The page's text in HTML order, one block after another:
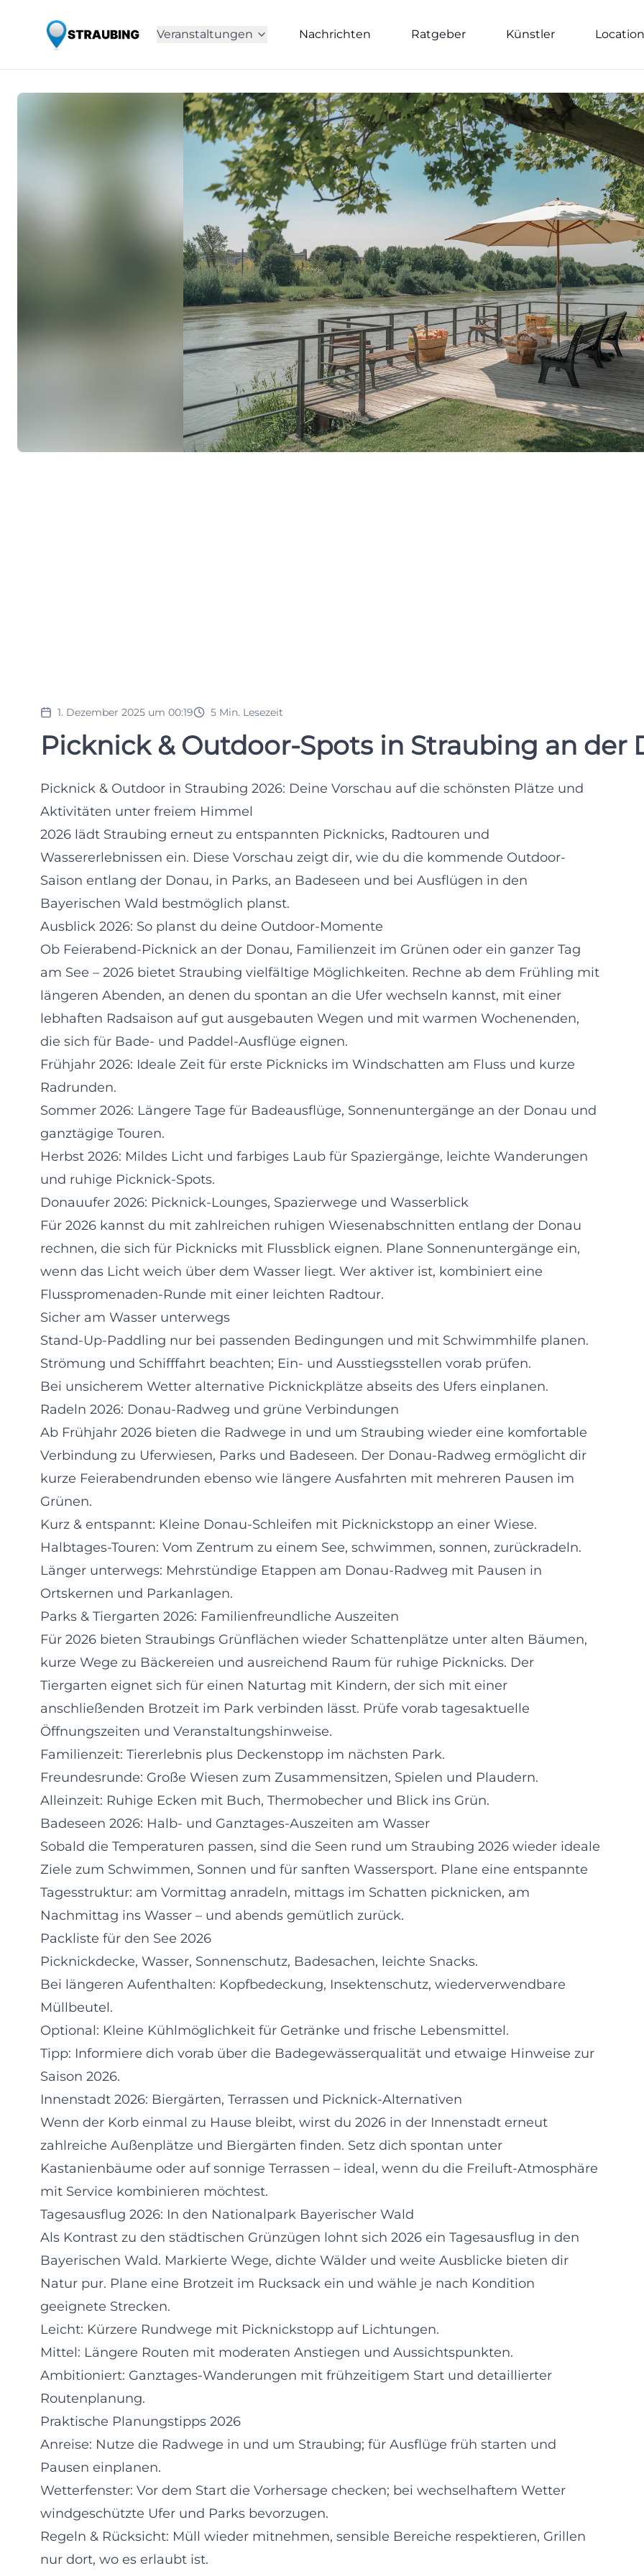
Veranstaltungen Nachrichten Ratgeber Künstler
1. Dezember 2025 um 00:19 5 Min. Lesezeit
Picknick & Outdoor-Spots in Straubing an der
Picknick & Outdoor in Straubing 2026: Deine Vorschau auf die schönsten Plätze und
Aktivitäten unter freiem Himmel
2026 lädt Straubing erneut zu entspannten Picknicks, Radtouren und
Wassererlebnissen ein. Diese Vorschau zeigt dir, wie du die kommende Outdoor-
Saison entlang der Donau, in Parks, an Badeseen und bei Ausflügen in den
Bayerischen Wald bestmöglich planst.
Ausblick 2026: So planst du deine Outdoor-Momente
Ob Feierabend-Picknick an der Donau, Familienzeit im Grünen oder ein ganzer Tag
am See – 2026 bietet Straubing vielfältige Möglichkeiten. Rechne ab dem Frühling mit
längeren Abenden, an denen du spontan an die Ufer wechseln kannst, mit einer
lebhaften Radsaison auf gut ausgebauten Wegen und mit warmen Wochenenden,
die sich für Bade- und Paddel-Ausflüge eignen.
Frühjahr 2026: Ideale Zeit für erste Picknicks im Windschatten am Fluss und kurze
Radrunden.
Sommer 2026: Längere Tage für Badeausflüge, Sonnenuntergänge an der Donau und
ganztägige Touren.
Herbst 2026: Mildes Licht und farbiges Laub für Spaziergänge, leichte Wanderungen
und ruhige Picknick-Spots.
Donauufer 2026: Picknick-Lounges, Spazierwege und Wasserblick
Für 2026 kannst du mit zahlreichen ruhigen Wiesenabschnitten entlang der Donau
rechnen, die sich für Picknicks mit Flussblick eignen. Plane Sonnenuntergänge ein,
wenn das Licht weich über dem Wasser liegt. Wer aktiver ist, kombiniert eine
Flusspromenaden-Runde mit einer leichten Radtour.
Sicher am Wasser unterwegs
Stand-Up-Paddling nur bei passenden Bedingungen und mit Schwimmhilfe planen.
Strömung und Schifffahrt beachten; Ein- und Ausstiegsstellen vorab prüfen.
Bei unsicherem Wetter alternative Picknickplätze abseits des Ufers einplanen.
Radeln 2026: Donau-Radweg und grüne Verbindungen
Ab Frühjahr 2026 bieten die Radwege in und um Straubing wieder eine komfortable
Verbindung zu Uferwiesen, Parks und Badeseen. Der Donau-Radweg ermöglicht dir
kurze Feierabendrunden ebenso wie längere Ausfahrten mit mehreren Pausen im
Grünen.
Kurz & entspannt: Kleine Donau-Schleifen mit Picknickstopp an einer Wiese.
Halbtages-Touren: Vom Zentrum zu einem See, schwimmen, sonnen, zurückradeln.
Länger unterwegs: Mehrstündige Etappen am Donau-Radweg mit Pausen in
Ortskernen und Parkanlagen.
Parks & Tiergarten 2026: Familienfreundliche Auszeiten
Für 2026 bieten Straubings Grünflächen wieder Schattenplätze unter alten Bäumen,
kurze Wege zu Bäckereien und ausreichend Raum für ruhige Picknicks. Der
Tiergarten eignet sich für einen Naturtag mit Kindern, der sich mit einer
anschließenden Brotzeit im Park verbinden lässt. Prüfe vorab tagesaktuelle
Öffnungszeiten und Veranstaltungshinweise.
Familienzeit: Tiererlebnis plus Deckenstopp im nächsten Park.
Freundesrunde: Große Wiesen zum Zusammensitzen, Spielen und Plaudern.
Alleinzeit: Ruhige Ecken mit Buch, Thermobecher und Blick ins Grün.
Badeseen 2026: Halb- und Ganztages-Auszeiten am Wasser
Sobald die Temperaturen passen, sind die Seen rund um Straubing 2026 wieder ideale
Ziele zum Schwimmen, Sonnen und für sanften Wassersport. Plane eine entspannte
Tagesstruktur: am Vormittag anradeln, mittags im Schatten picknicken, am
Nachmittag ins Wasser – und abends gemütlich zurück.
Packliste für den See 2026
Picknickdecke, Wasser, Sonnenschutz, Badesachen, leichte Snacks.
Bei längeren Aufenthalten: Kopfbedeckung, Insektenschutz, wiederverwendbare
Müllbeutel.
Optional: Kleine Kühlmöglichkeit für Getränke und frische Lebensmittel.
Tipp: Informiere dich vorab über die Badegewässerqualität und etwaige Hinweise zur
Saison 2026.
Innenstadt 2026: Biergärten, Terrassen und Picknick-Alternativen
Wenn der Korb einmal zu Hause bleibt, wirst du 2026 in der Innenstadt erneut
zahlreiche Außenplätze und Biergärten finden. Setz dich spontan unter
Kastanienbäume oder auf sonnige Terrassen – ideal, wenn du die Freiluft-Atmosphäre
mit Service kombinieren möchtest.
Tagesausflug 2026: In den Nationalpark Bayerischer Wald
Als Kontrast zu den städtischen Grünzügen lohnt sich 2026 ein Tagesausflug in den
Bayerischen Wald. Markierte Wege, dichte Wälder und weite Ausblicke bieten dir
Natur pur. Plane eine Brotzeit im Rucksack ein und wähle je nach Kondition
geeignete Strecken.
Leicht: Kürzere Rundwege mit Picknickstopp auf Lichtungen.
Mittel: Längere Routen mit moderaten Anstiegen und Aussichtspunkten.
Ambitioniert: Ganztages-Wanderungen mit frühzeitigem Start und detaillierter
Routenplanung.
Praktische Planungstipps 2026
Anreise: Nutze die Radwege in und um Straubing; für Ausflüge früh starten und
Pausen einplanen.
Wetterfenster: Vor dem Start die Vorhersage checken; bei wechselhaftem Wetter
windgeschützte Ufer und Parks bevorzugen.
Regeln & Rücksicht: Müll wieder mitnehmen, sensible Bereiche respektieren, Grillen
nur dort, wo es erlaubt ist.